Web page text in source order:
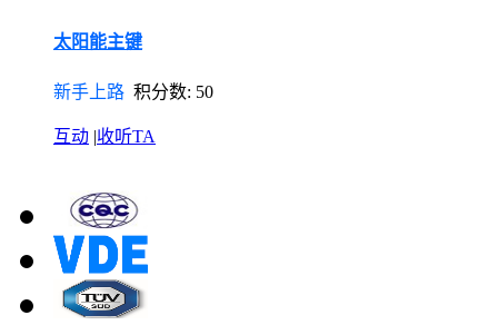
太阳能主键
新手上路 积分数: 50
互动 |收听TA